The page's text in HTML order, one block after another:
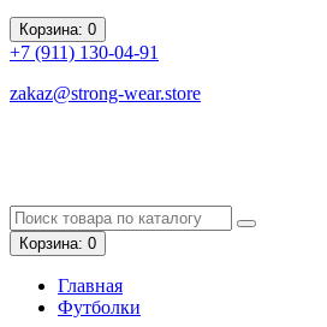
Корзина: 0
+7 (911) 130-04-91
zakaz@strong-wear.store
Корзина: 0
Главная
Футболки